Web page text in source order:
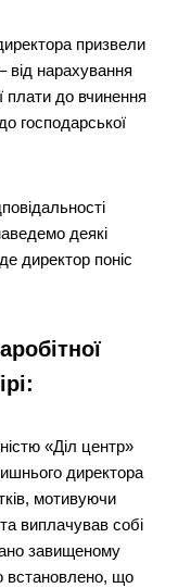
призвели
від нарахування
плати до вчинення
господарської
деякі
директор поніс
«Діл центр»
директора
мотивуючи
виплачував собі
завищеному
встановлено, що